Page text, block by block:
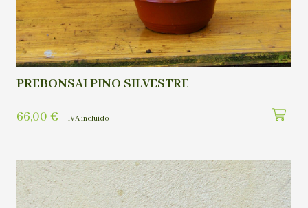
PREBONSAI PINO SILVESTRE
66,00 € IVA incluído